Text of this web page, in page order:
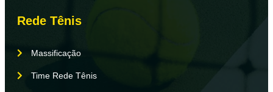
Rede Tênis
Massificação
Time Rede Tênis